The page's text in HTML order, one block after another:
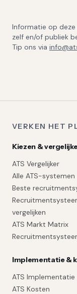
Informatie op deze
zelf en/of publiek
Tip ons via
VERKEN HET
Kiezen &
ATS Vergelijker
Alle ATS-systemen
Beste
vergelijken
ATS Markt Matrix
Implementatie &
ATS Implementatie
ATS Kosten